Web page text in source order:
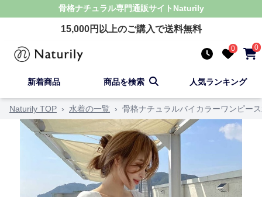
骨格ナチュラル専門通販サイト Naturily
15,000円以上のご購入で送料無料
0 0
新着商品 商品を検索 人気ランキング
Naturily TOP › 水着の一覧 › 骨格ナチュラルバイカラーワンピー